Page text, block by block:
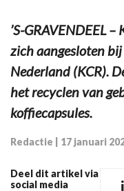
’S-GRAVENDEEL
zich aangesloten
Nederland (KCR).
het recyclen van
koffiecapsules.
Redactie 17 januari
Deel dit artikel via
social media